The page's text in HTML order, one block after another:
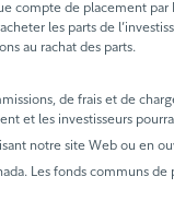
compte de placement
les parts de
au rachat des parts.
de frais et de
et les investisseurs
notre site Web ou en
Les fonds communs